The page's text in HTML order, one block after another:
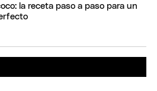
la receta paso a paso para un